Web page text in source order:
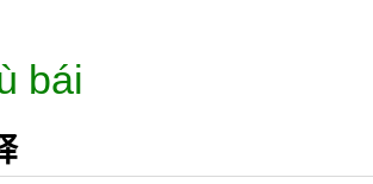
bái